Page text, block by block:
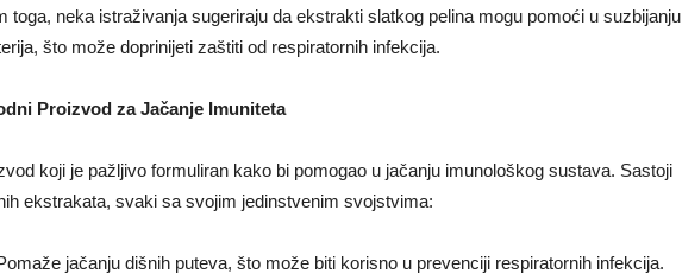
toga, neka istraživanja sugeriraju da ekstrakti slatkog pelina mogu pomoći u suzbijanju
što može doprinijeti zaštiti od respiratornih infekcija.
Proizvod za Jačanje Imuniteta
koji je pažljivo formuliran kako bi pomogao u jačanju imunološkog sustava. Sastoji
ekstrakata, svaki sa svojim jedinstvenim svojstvima:
jačanju dišnih puteva, što može biti korisno u prevenciji respiratornih infekcija.